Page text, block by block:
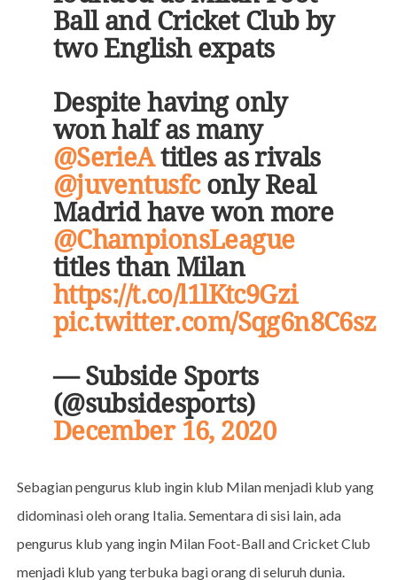
Ball and Cricket Club by
two English expats
Despite having only
won half as many
@SerieAtitles as rivals
@juventusfconly Real
Madrid have won more
@ChampionsLeague
titles than Milan
https://t.co/l1lKtc9Gzi
pic.twitter.com/Sqg6n8C6sz
— Subside Sports
(@subsidesports)
December 16, 2020
Sebagian pengurus klub ingin klub Milan menjadi klub yang
didominasi oleh orang Italia. Sementara di sisi lain, ada
pengurus klub yang ingin Milan Foot-Ball and Cricket Club
menjadi klub yang terbuka bagi orang di seluruh dunia.